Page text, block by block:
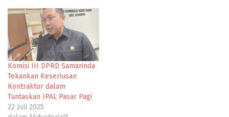
Komisi III DPRD Samarinda
Tekankan Keseriusan
Kontraktor dalam
Tuntaskan IPAL Pasar Pagi
22 Juli 2025